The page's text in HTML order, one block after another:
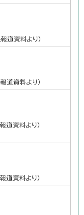
道資料より）
道資料より）
道資料より）
道資料より）